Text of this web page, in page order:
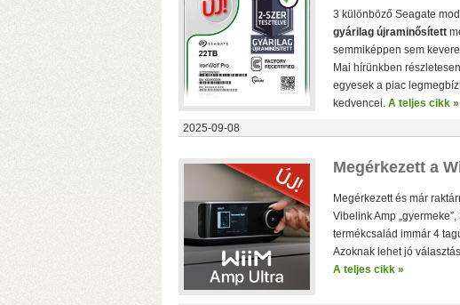
Bármilyen
a
Ultra
vonali,
2025-09-08
3 különböző Seagate
gyárilag újraminősített
semmiképpen sem
Mai hírünkben
egyesek a piac
kedvencei. A teljes cikk »
Megérkezett a
Megérkezett és már
Vibelink Amp
termékcsalád immár 4
Azoknak lehet jó
A teljes cikk »